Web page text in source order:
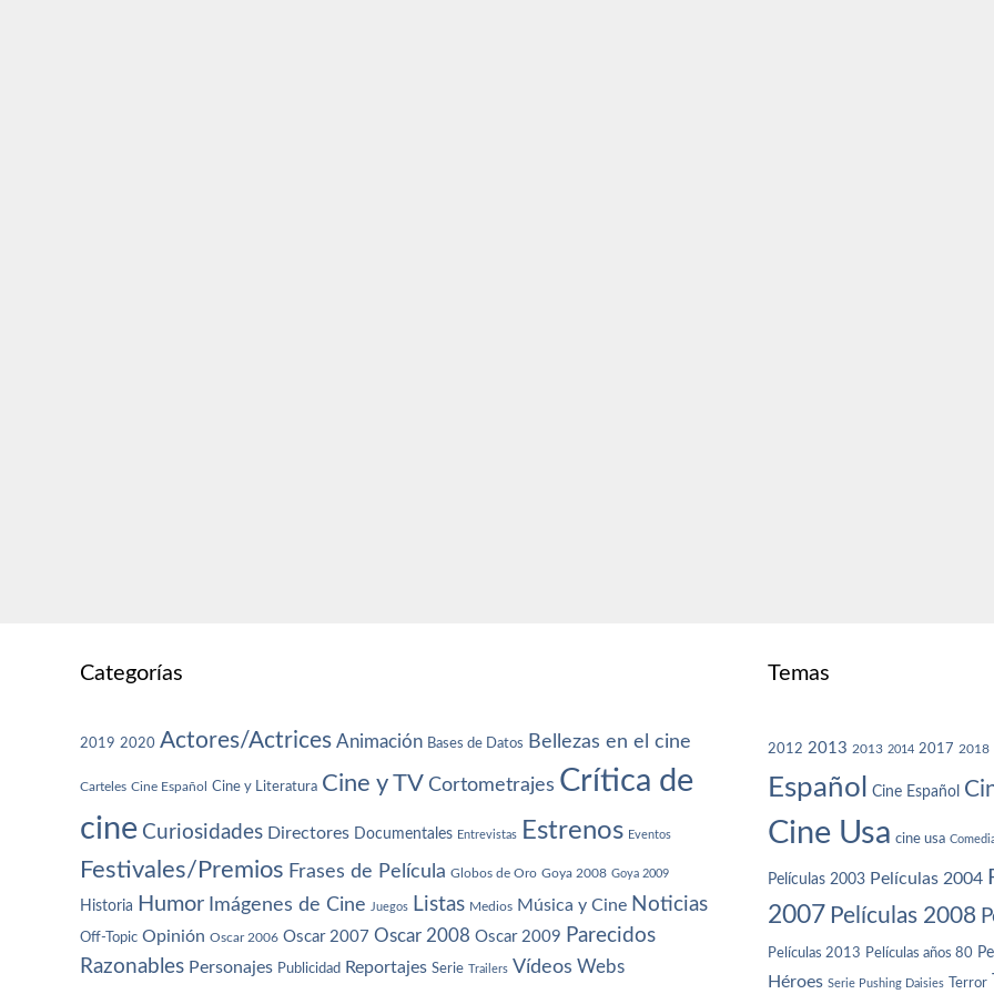
Categorías
2019 2020 Actores/Actrices Animación Bases de Datos Bellezas en el cine
Carteles Cine Español Cine y Literatura Cine y TV Cortometrajes Crítica de
cine Curiosidades Directores Documentales Entrevistas Estrenos Eventos
Festivales/Premios Frases de Película Globos de Oro Goya 2008 Goya 2009
Historia Humor Imágenes de Cine Juegos Listas Medios Música y Cine Noticias
Off-Topic Opinión Oscar 2006 Oscar 2007 Oscar 2008 Oscar 2009 Parecidos
Razonables Personajes Publicidad Reportajes Serie Trailers Vídeos Webs
Temas
2012 2013 2013 2014 2017 2018
Español Cine Español
Cine Usa cine usa
Películas 2003 Películas 2004
2007 Películas 2008
Películas 2013 Películas años 80
Héroes Serie Pushing Daisies Terror